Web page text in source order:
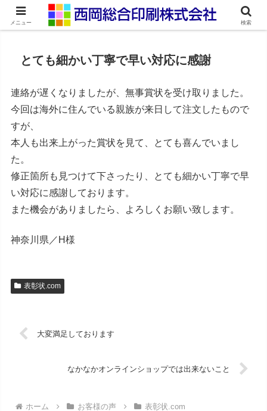
ネット印刷通販・オンデマンド印刷
とても細かい丁寧で早い対応に感謝
連絡が遅くなりましたが、無事賞状を受け取りました。
今回は海外に住んでいる親族が来日して注文したもので
すが、
本人も出来上がった賞状を見て、とても喜んでいまし
た。
修正箇所も見つけて下さったり、とても細かい丁寧で早
い対応に感謝しております。
また機会がありましたら、よろしくお願い致します。
神奈川県／H様
表彰状.com
大変満足しております
なかなかオンラインショップでは出来ないこと
ホーム お客様の声 表彰状.com
メニュー 検索